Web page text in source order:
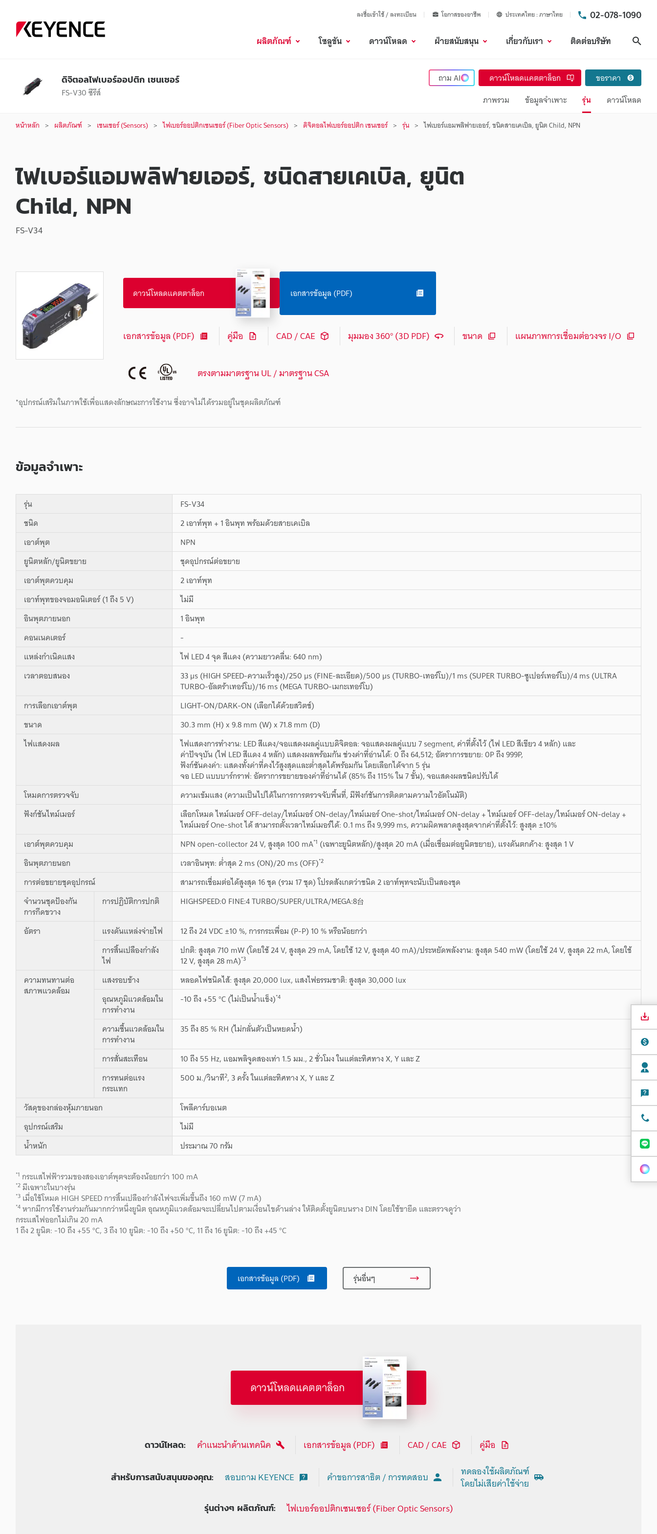
ลงชื่อเข้าใช้ / ลงทะเบียน โอกาสของอาชีพ ประเทศไทย ภาษาไทย 02-078-1090
ผลิตภัณฑ์ โซลูชัน ดาวน์โหลด ฝ่ายสนับสนุน เกี่ยวกับเรา ติดต่อบริษัท
ดิจิตอลไฟเบอร์ออปติก เซนเซอร์
FS-V30 ซีรีส์
ถามAI ดาวน์โหลดแคตตาล็อก
ขอราคา
ภาพรวม
ข้อมูลจำเพาะ รุ่น ดาวน์โหลด
หน้าหลัก ผลิตภัณฑ์ เซนเซอร์ (Sensors) ไฟเบอร์ออปติกเซนเซอร์ (Fiber Optic Sensors) ดิจิตอลไฟเบอร์ออปติก เซนเซอร์ รุ่น ไฟเบอร์แอมพลิฟายเออร์, ชนิดสายเคเบิล, ยูนิต Child, NPN
ไฟเบอร์แอมพลิฟายเออร์, ชนิดสายเคเบิล, ยูนิต
Child, NPN
FS-V34
*อุปกรณ์เสริมในภาพใช้เพื่อแสดงลักษณะการใช้งาน ซึ่งอาจไม่ได้รวมอยู่ในชุดผลิตภัณฑ์
ดาวน์โหลดแคตตาล็อก เอกสารข้อมูล (PDF)
เอกสารข้อมูล (PDF) คู่มือ CAD / CAE มุมมอง 360° (3D PDF) ขนาด แผนภาพการเชื่อมต่อวงจร I/O
ตรงตามมาตรฐาน UL / มาตรฐาน CSA
ข้อมูลจำเพาะ
รุ่น
FS-V34
ชนิด
2 เอาท์พุท + 1 อินพุท พร้อมด้วยสายเคเบิล
เอาต์พุต
NPN
ยูนิตหลัก/ยูนิตขยาย
ชุดอุปกรณ์ต่อขยาย
เอาต์พุตควบคุม
2 เอาท์พุท
เอาท์พุทของจอมอนิเตอร์ (1 ถึง 5 V)
ไม่มี
อินพุตภายนอก
1 อินพุท
คอนเนคเตอร์
-
แหล่งกำเนิดแสง
ไฟ LED 4 จุด สีแดง (ความยาวคลื่น: 640 nm)
เวลาตอบสนอง
33 µs (HIGH SPEED-ความเร็วสูง)/250 µs (FINE-ละเอียด)/500 µs (TURBO-เทอร์โบ)/1 ms (SUPER TURBO-ซูเปอร์เทอร์โบ)/4 ms (ULTRA
TURBO-อัลตร้าเทอร์โบ)/16 ms (MEGA TURBO-เมกะเทอร์โบ)
การเลือกเอาต์พุต
LIGHT-ON/DARK-ON (เลือกได้ด้วยสวิตช์)
ขนาด
30.3 mm (H) x 9.8 mm (W) x 71.8 mm (D)
ไฟแสดงผล
ไฟแสดงการทำงาน: LED สีแดง/จอแสดงผลคู่แบบดิจิตอล: จอแสดงผลคู่แบบ 7 segment, ค่าที่ตั้งไว้ (ไฟ LED สีเขียว 4 หลัก) และ
ค่าปัจจุบัน (ไฟ LED สีแดง 4 หลัก) แสดงผลพร้อมกัน ช่วงค่าที่อ่านได้: 0 ถึง 64,512; อัตราการขยาย: 0P ถึง 999P,
ฟังก์ชันคงค่า: แสดงทั้งค่าที่คงไว้สูงสุดและต่ำสุดได้พร้อมกัน โดยเลือกได้จาก 5 รุ่น
จอ LED แบบบาร์กราฟ: อัตราการขยายของค่าที่อ่านได้ (85% ถึง 115% ใน 7 ขั้น), จอแสดงผลชนิดปรับได้
โหมดการตรวจจับ
ความเข้มแสง (ความเป็นไปได้ในการการตรวจจับพื้นที่, มีฟังก์ชันการติดตามความไวอัตโนมัติ)
ฟังก์ชันไทม์เมอร์
เลือกโหมด ไทม์เมอร์ OFF-delay/ไทม์เมอร์ ON-delay/ไทม์เมอร์ One-shot/ไทม์เมอร์ ON-delay + ไทม์เมอร์ OFF-delay/ไทม์เมอร์ ON-delay +
ไทม์เมอร์ One-shot ได้ สามารถตั้งเวลาไทม์เมอร์ได้: 0.1 ms ถึง 9,999 ms, ความผิดพลาดสูงสุดจากค่าที่ตั้งไว้: สูงสุด ±10%
เอาต์พุตควบคุม
NPN open-collector 24 V, สูงสุด 100 mA*1 (เฉพาะยูนิตหลัก)/สูงสุด 20 mA (เมื่อเชื่อมต่อยูนิตขยาย), แรงดันตกค้าง: สูงสุด 1 V
อินพุตภายนอก
เวลาอินพุท: ต่ำสุด 2 ms (ON)/20 ms (OFF)*2
การต่อขยายชุดอุปกรณ์
สามารถเชื่อมต่อได้สูงสุด 16 ชุด (รวม 17 ชุด) โปรดสังเกตว่าชนิด 2 เอาท์พุทจะนับเป็นสองชุด
จำนวนชุดป้องกัน
การกีดขวาง
การปฏิบัติการปกติ HIGHSPEED:0 FINE:4 TURBO/SUPER/ULTRA/MEGA:8台
อัตรา แรงดันแหล่งจ่ายไฟ
12 ถึง 24 VDC ±10 %, การกระเพื่อม (P-P) 10 % หรือน้อยกว่า
การสิ้นเปลืองกำลัง
ไฟ
ปกติ: สูงสุด 710 mW (โดยใช้ 24 V, สูงสุด 29 mA, โดยใช้ 12 V, สูงสุด 40 mA)/ประหยัดพลังงาน: สูงสุด 540 mW (โดยใช้ 24 V, สูงสุด 22 mA, โดยใช้
12 V, สูงสุด 28 mA)*3
ความทนทานต่อ
สภาพแวดล้อม
แสงรอบข้าง
หลอดไฟชนิดไส้: สูงสุด 20,000 lux, แสงไฟธรรมชาติ: สูงสุด 30,000 lux
อุณหภูมิแวดล้อมใน
การทำงาน
-10 ถึง +55 °C (ไม่เป็นน้ำแข็ง)*4
ความชื้นแวดล้อมใน
การทำงาน
35 ถึง 85 % RH (ไม่กลั่นตัวเป็นหยดน้ำ)
การสั่นสะเทือน
10 ถึง 55 Hz, แอมพลิจูดสองเท่า 1.5 มม., 2 ชั่วโมง ในแต่ละทิศทาง X, Y และ Z
การทนต่อแรง
กระแทก
500 ม./วินาที2, 3 ครั้ง ในแต่ละทิศทาง X, Y และ Z
วัสดุของกล่องหุ้มภายนอก
โพลีคาร์บอเนต
อุปกรณ์เสริม
ไม่มี
น้ำหนัก
ประมาณ 70 กรัม
*1 กระแสไฟฟ้ารวมของสองเอาต์พุตจะต้องน้อยกว่า 100 mA
*2มีเฉพาะในบางรุ่น
*3 เมื่อใช้โหมด HIGH SPEED การสิ้นเปลืองกำลังไฟจะเพิ่มขึ้นถึง 160 mW (7 mA)
*4หากมีการใช้งานร่วมกันมากกว่าหนึ่งยูนิต อุณหภูมิแวดล้อมจะเปลี่ยนไปตามเงื่อนไขด้านล่าง ให้ติดตั้งยูนิตบนราง DIN โดยใช้ขายึด และตรวจดูว่า
กระแสไฟออกไม่เกิน 20 mA
1 ถึง 2 ยูนิต: -10 ถึง +55 °C, 3 ถึง 10 ยูนิต: -10 ถึง +50 °C, 11 ถึง 16 ยูนิต: -10 ถึง +45 °C
เอกสารข้อมูล (PDF) รุ่นอื่นๆ
ดาวน์โหลดแคตตาล็อก
ดาวน์โหลด: คำแนะนำด้านเทคนิค เอกสารข้อมูล (PDF) CAD / CAE คู่มือ
สำหรับการสนับสนุนของคุณ: สอบถาม KEYENCE คำขอการสาธิต / การทดสอบ
ทดลองใช้ผลิตภัณฑ์
โดยไม่เสียค่าใช้จ่าย
รุ่นต่างๆ ผลิตภัณฑ์: ไฟเบอร์ออปติกเซนเซอร์ (Fiber Optic Sensors)